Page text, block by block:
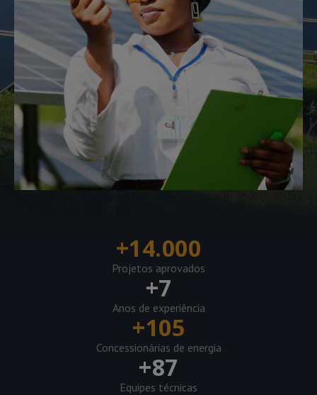
+14.000
Projetos aprovados
+7
Anos de experiência
+105
Concessionárias de energia
+87
Equipes técnicas